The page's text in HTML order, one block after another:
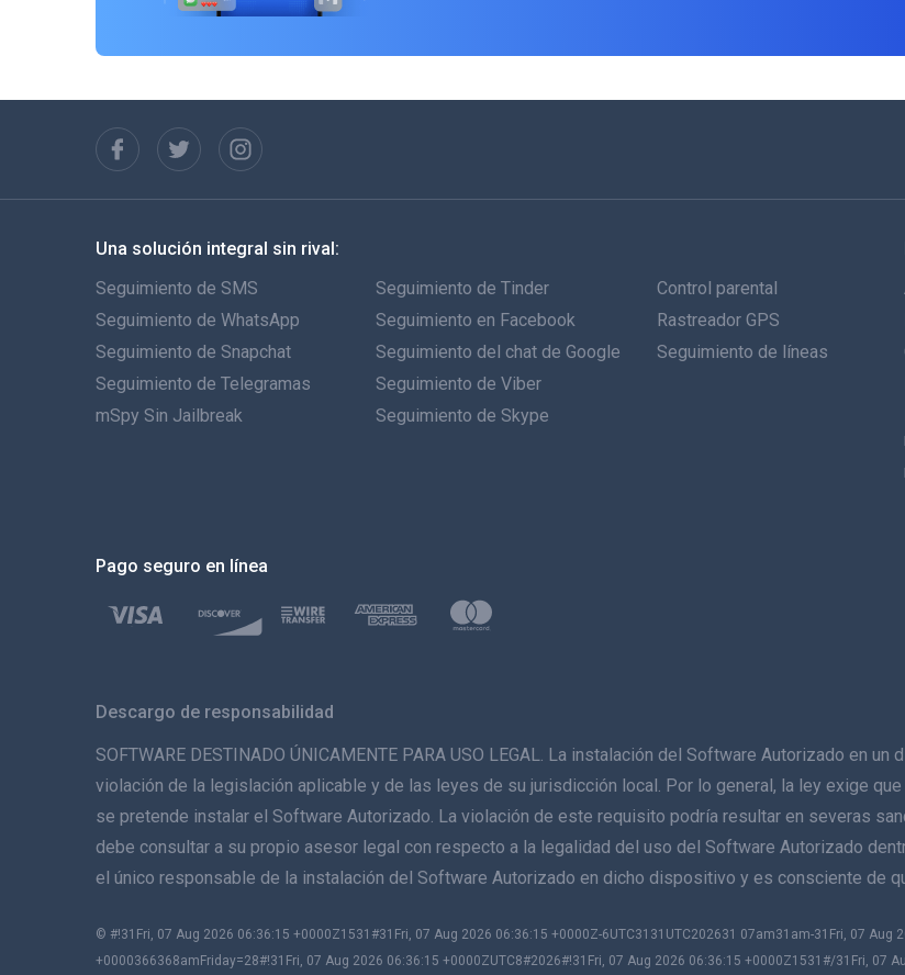
Una solución integral sin rival:
Seguimiento de SMS
Seguimiento de WhatsApp
Seguimiento de Snapchat
Seguimiento de Telegramas
mSpy Sin Jailbreak
Seguimiento de Tinder
Seguimiento en Facebook
Seguimiento del chat de Google
Seguimiento de Viber
Seguimiento de Skype
Control parental
Rastreador GPS
Seguimiento de líneas
Pago seguro en línea
Descargo de responsabilidad
SOFTWARE DESTINADO ÚNICAMENTE PARA USO LEGAL. La instalación del Software Autorizado en
violación de la legislación aplicable y de las leyes de su jurisdicción local. Por lo general, la ley exige
se pretende instalar el Software Autorizado. La violación de este requisito podría resultar en severas
debe consultar a su propio asesor legal con respecto a la legalidad del uso del Software Autorizado
el único responsable de la instalación del Software Autorizado en dicho dispositivo y es consciente de
© #!31Fri, 07 Aug 2026 06:36:15 +0000Z1531#31Fri, 07 Aug 2026 06:36:15 +0000Z-6UTC3131UTC202631 07am31am-31Fri, 07
+0000366368amFriday=28#!31Fri, 07 Aug 2026 06:36:15 +0000ZUTC8#2026#!31Fri, 07 Aug 2026 06:36:15 +0000Z1531#/31Fri, 07